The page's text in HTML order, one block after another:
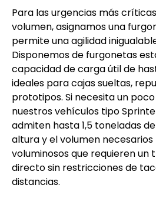
Para las urgencias más
volumen, asignamos una
permite una agilidad
Disponemos de furgonetas
capacidad de carga útil de
ideales para cajas sueltas,
prototipos. Si necesita un
nuestros vehículos tipo
admiten hasta 1,5 toneladas
altura y el volumen
voluminosos que requieren
directo sin restricciones de
distancias.